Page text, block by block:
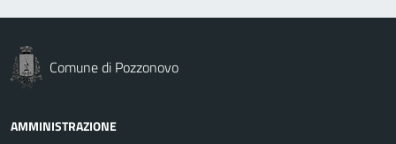
Comune di Pozzonovo
AMMINISTRAZIONE